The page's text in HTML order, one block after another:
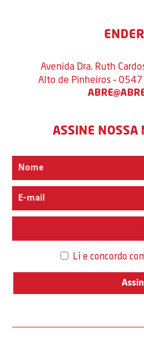
Avenida Dra. Ruth
Alto de Pinheiros –
ASSINE NOSSA
Li e concordo